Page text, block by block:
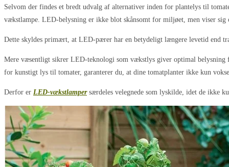
Selvom der findes et bredt udvalg af alternativer inden for plantelys til
vækstlampe. LED-belysning er ikke blot skånsomt for miljøet, men viser
Dette skyldes primært, at LED-pærer har en betydeligt længere levetid end
Mere væsentligt sikrer LED-teknologi som vækstlys giver optimal belysning
for kunstigt lys til tomater, garanterer du, at dine tomatplanter ikke kun
Derfor er LED-vækstlampersærdeles velegnede som lyskilde, idet de ikke